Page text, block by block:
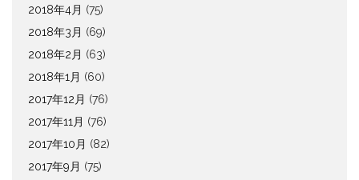
2018年4月 (75)
2018年3月 (69)
2018年2月 (63)
2018年1月 (60)
2017年12月 (76)
2017年11月 (76)
2017年10月 (82)
2017年9月 (75)